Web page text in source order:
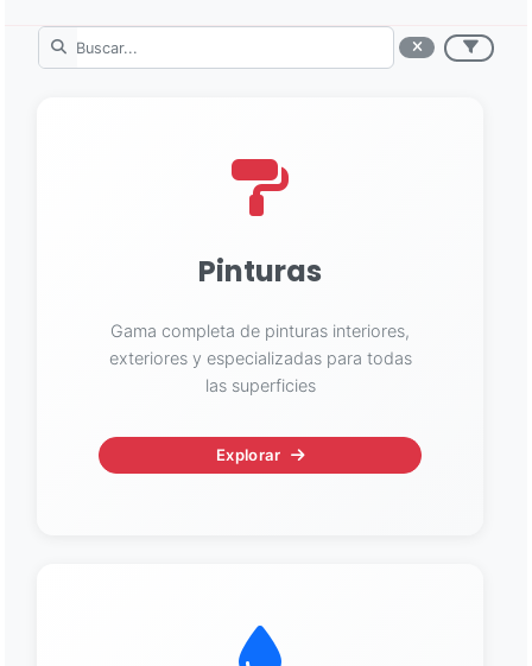
Pinturas
Gama completa de pinturas interiores,
exteriores y especializadas para todas
las superficies
Explorar